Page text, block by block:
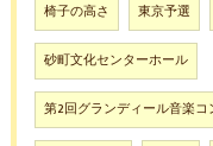
椅子の高さ 東京予選
砂町文化センターホール
第2回グランディール音楽